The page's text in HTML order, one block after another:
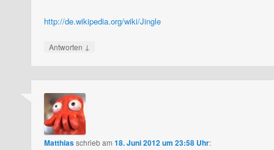
http://de.wikipedia.org/wiki/Jingle
Antworten ↓
Matthiasschriebam18. Juni 2012 um 23:58 Uhr: